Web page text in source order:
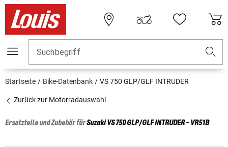
Suchbegriff
Startseite Bike-Datenbank VS 750 GLP/GLF INTRUDER
Zurück zur Motorradauswahl
Ersatzteile und Zubehör fürSuzukiVS 750 GLP/GLF INTRUDER - VR51B